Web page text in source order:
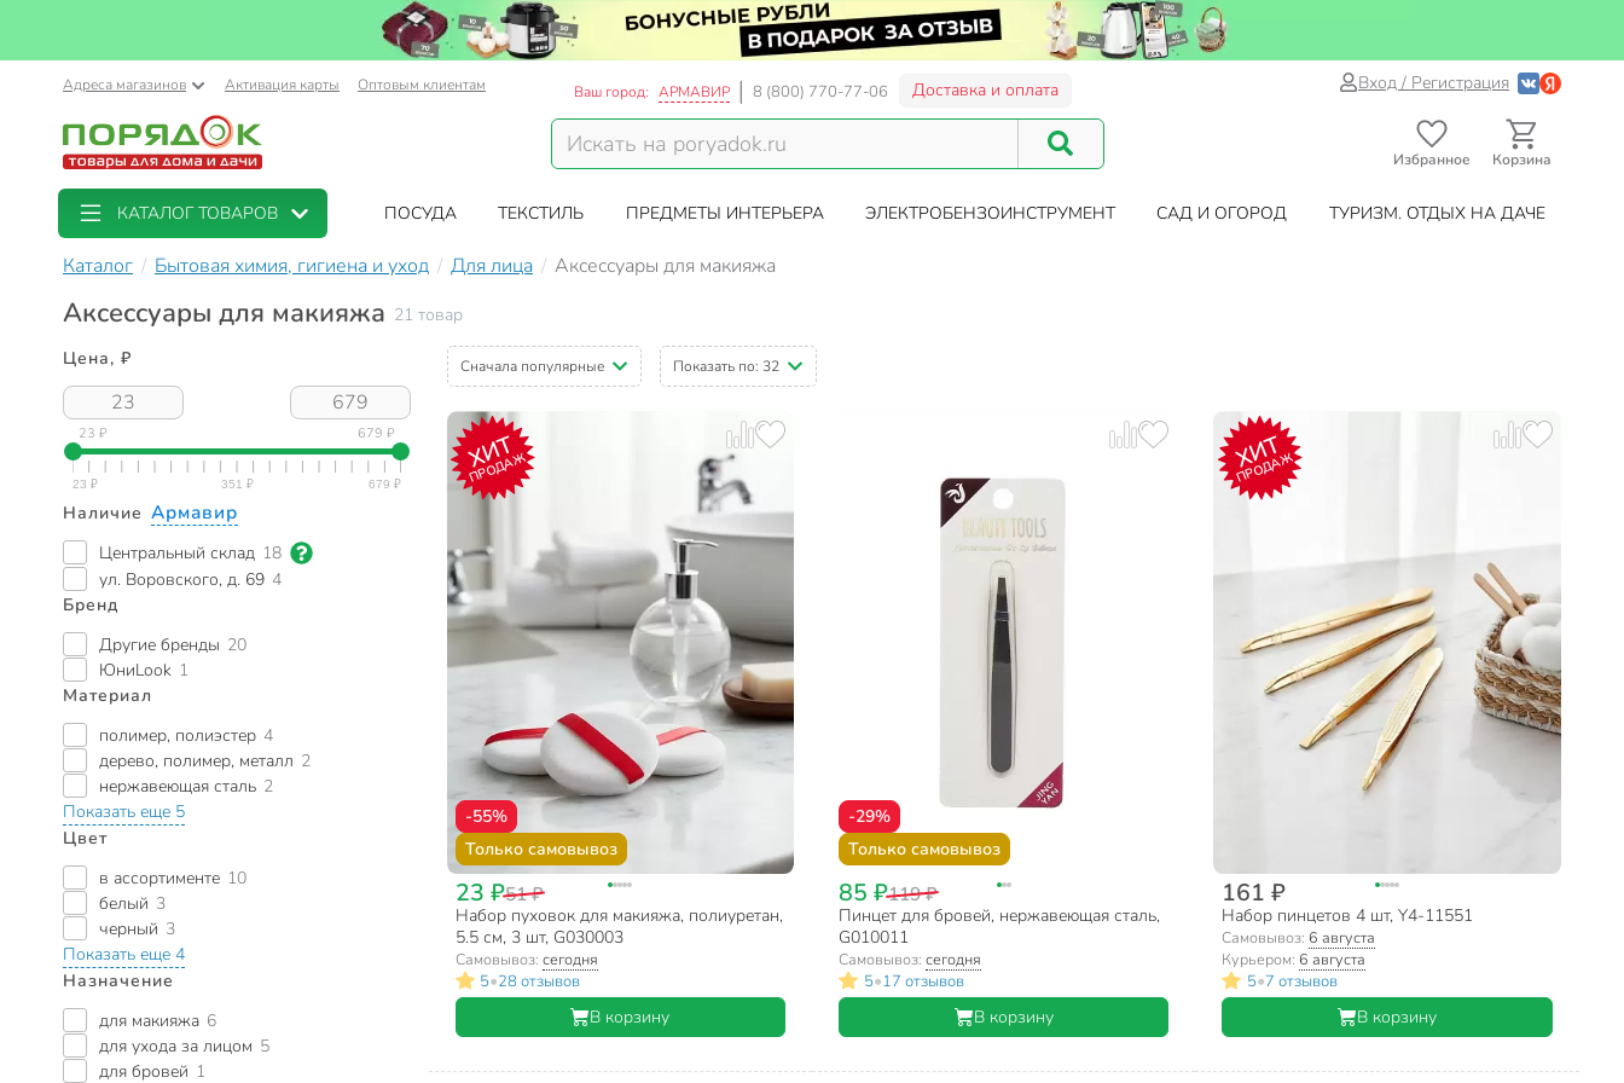
Адреса магазинов Активация карты Оптовым клиентам Ваш город: АРМАВИР 8 (800) 770-77-06 Доставка и оплата Вход / Регистрация
Избранное Корзина
КАТАЛОГ ТОВАРОВ ПОСУДА ТЕКСТИЛЬ ПРЕДМЕТЫ ИНТЕРЬЕРА ЭЛЕКТРОБЕНЗОИНСТРУМЕНТ САД И ОГОРОД ТУРИЗМ. ОТДЫХ НА ДАЧЕ
Каталог Бытовая химия, гигиена и уход Для лица Аксессуары для макияжа
Аксессуары для макияжа 21 товар
Цена, ₽
23 ₽ 679 ₽
Наличие Армавир
Центральный склад 18
ул. Воровского, д. 69 4
Бренд
Другие бренды 20
ЮниLook 1
Материал
полимер, полиэстер 4
дерево, полимер, металл 2
нержавеющая сталь 2
Показать еще 5
Цвет
в ассортименте 10
белый 3
черный 3
Показать еще 4
Назначение
для макияжа 6
для ухода за лицом 5
для бровей 1
Сначала популярные Показать по: 32
ХИТ
ПРОДАЖ
-55%
Только самовывоз
23 ₽51 ₽
Набор пуховок для макияжа, полиуретан,
5.5 см, 3 шт, G030003
Самовывоз: сегодня
5•28 отзывов
В корзину
-29%
Только самовывоз
85 ₽119 ₽
Пинцет для бровей, нержавеющая сталь,
G010011
Самовывоз: сегодня
5•17 отзывов
В корзину
ХИТ
ПРОДАЖ
161 ₽
Набор пинцетов 4 шт, Y4-11551
Самовывоз: 6 августа
Курьером: 6 августа
5•7 отзывов
В корзину